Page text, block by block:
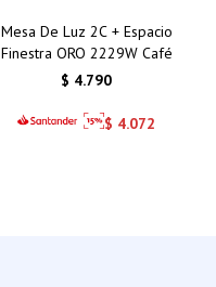
Mesa De Luz 2C + Espacio
Finestra ORO 2229W Café
$ 4.790
$ 4.072